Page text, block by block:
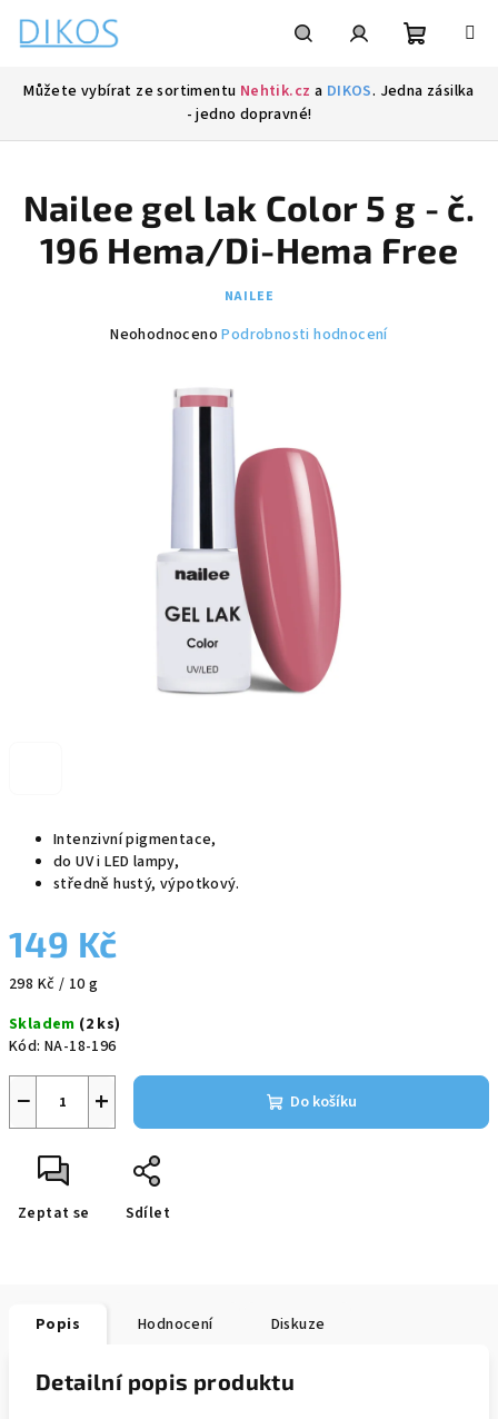
obsah
Můžete vybírat ze sortimentu Nehtik.cz a DIKOS. Jedna zásilka
- jedno dopravné!
Intenzivní pigmentace,
do UV i LED lampy,
středně hustý, výpotkový.
149 Kč
Měrná
298 Kč / 10 g
Skladem (2 ks)
Kód: NA-18-196
+
− Do košíku
Zeptat se Sdílet
Nailee gel lak Color 5 g - č.
196 Hema/Di-Hema Free
NAILEE
Průměrné
Neohodnoceno Podrobnosti hodnocení
Popis Hodnocení Diskuze
Detailní popis produktu